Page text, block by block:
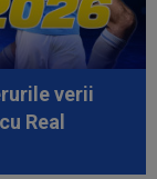
verii
Real